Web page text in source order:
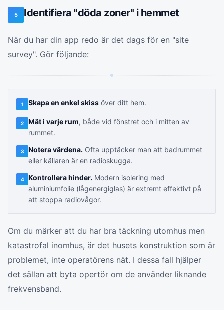
5 Identifiera "döda zoner" i hemmet
När du har din app redo är det dags för en "site
survey". Gör följande:
1 Skapa en enkel skiss över ditt hem.
2 Mät i varje rum, både vid fönstret och i mitten av
rummet.
3 Notera värdena. Ofta upptäcker man att badrummet
eller källaren är en radioskugga.
4 Kontrollera hinder. Modern isolering med
aluminiumfolie (lågenergiglas) är extremt effektivt på
att stoppa radiovågor.
Om du märker att du har bra täckning utomhus men
katastrofal inomhus, är det husets konstruktion som är
problemet, inte operatörens nät. I dessa fall hjälper
det sällan att byta opertör om de använder liknande
frekvensband.